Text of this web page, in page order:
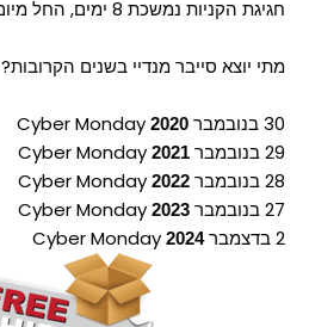
חגיגת הקניות נמשכת 8 ימים, החל מיום שני.
מתי יוצא סייבר מנדיי בשנים הקרובות?
30 בנובמבר 2020
Cyber Monday
29 בנובמבר
2021
Cyber Monday
28 בנובמבר
2022
Cyber Monday
27 בנובמבר
2023
Cyber Monday
2 בדצמבר
2024
Cyber Monday